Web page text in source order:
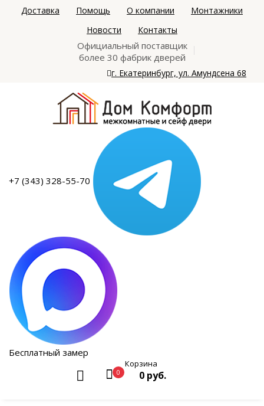
Доставка Помощь О компании
Монтажники
Новости
Контакты
Официальный поставщик
более 30 фабрик дверей
г. Екатеринбург, ул. Амундсена 68
+7 (343) 328-55-70
Бесплатный замер
0
Корзина
0 руб.